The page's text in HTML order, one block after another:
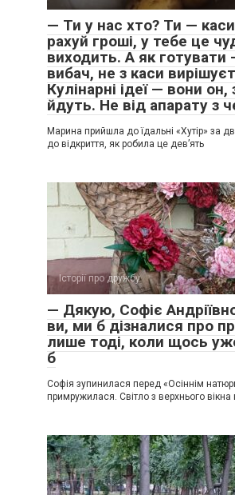
— Ти у нас хто? Ти —
рахуй гроші, у тебе це
виходить. А як готувати
вибач, не з каси
Кулінарні ідеї — вони он,
йдуть. Не від апарату з
Марина прийшла до їдальні «Хутір» за
до відкриття, як робила це дев’ять
Історії про дружбу
— Дякую, Софіє
ви, ми б дізналися про
лише тоді, коли щось
б
Софія зупинилася перед «Осіннім
примружилася. Світло з верхнього